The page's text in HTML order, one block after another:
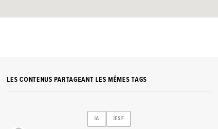
LES CONTENUS PARTAGEANT LES MÊMES TAGS
IA IESF